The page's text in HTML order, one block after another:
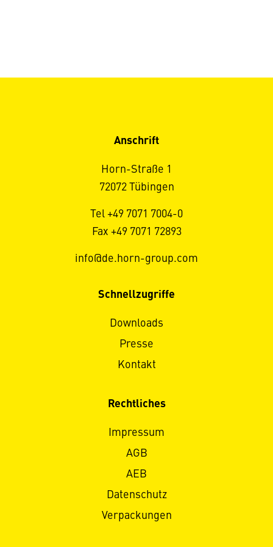
Anschrift
Horn-Straße 1
72072 Tübingen
Tel +49 7071 7004-0
Fax +49 7071 72893
info@de.horn-group.com
Schnellzugriffe
Downloads
Presse
Kontakt
Rechtliches
Impressum
AGB
AEB
Datenschutz
Verpackungen